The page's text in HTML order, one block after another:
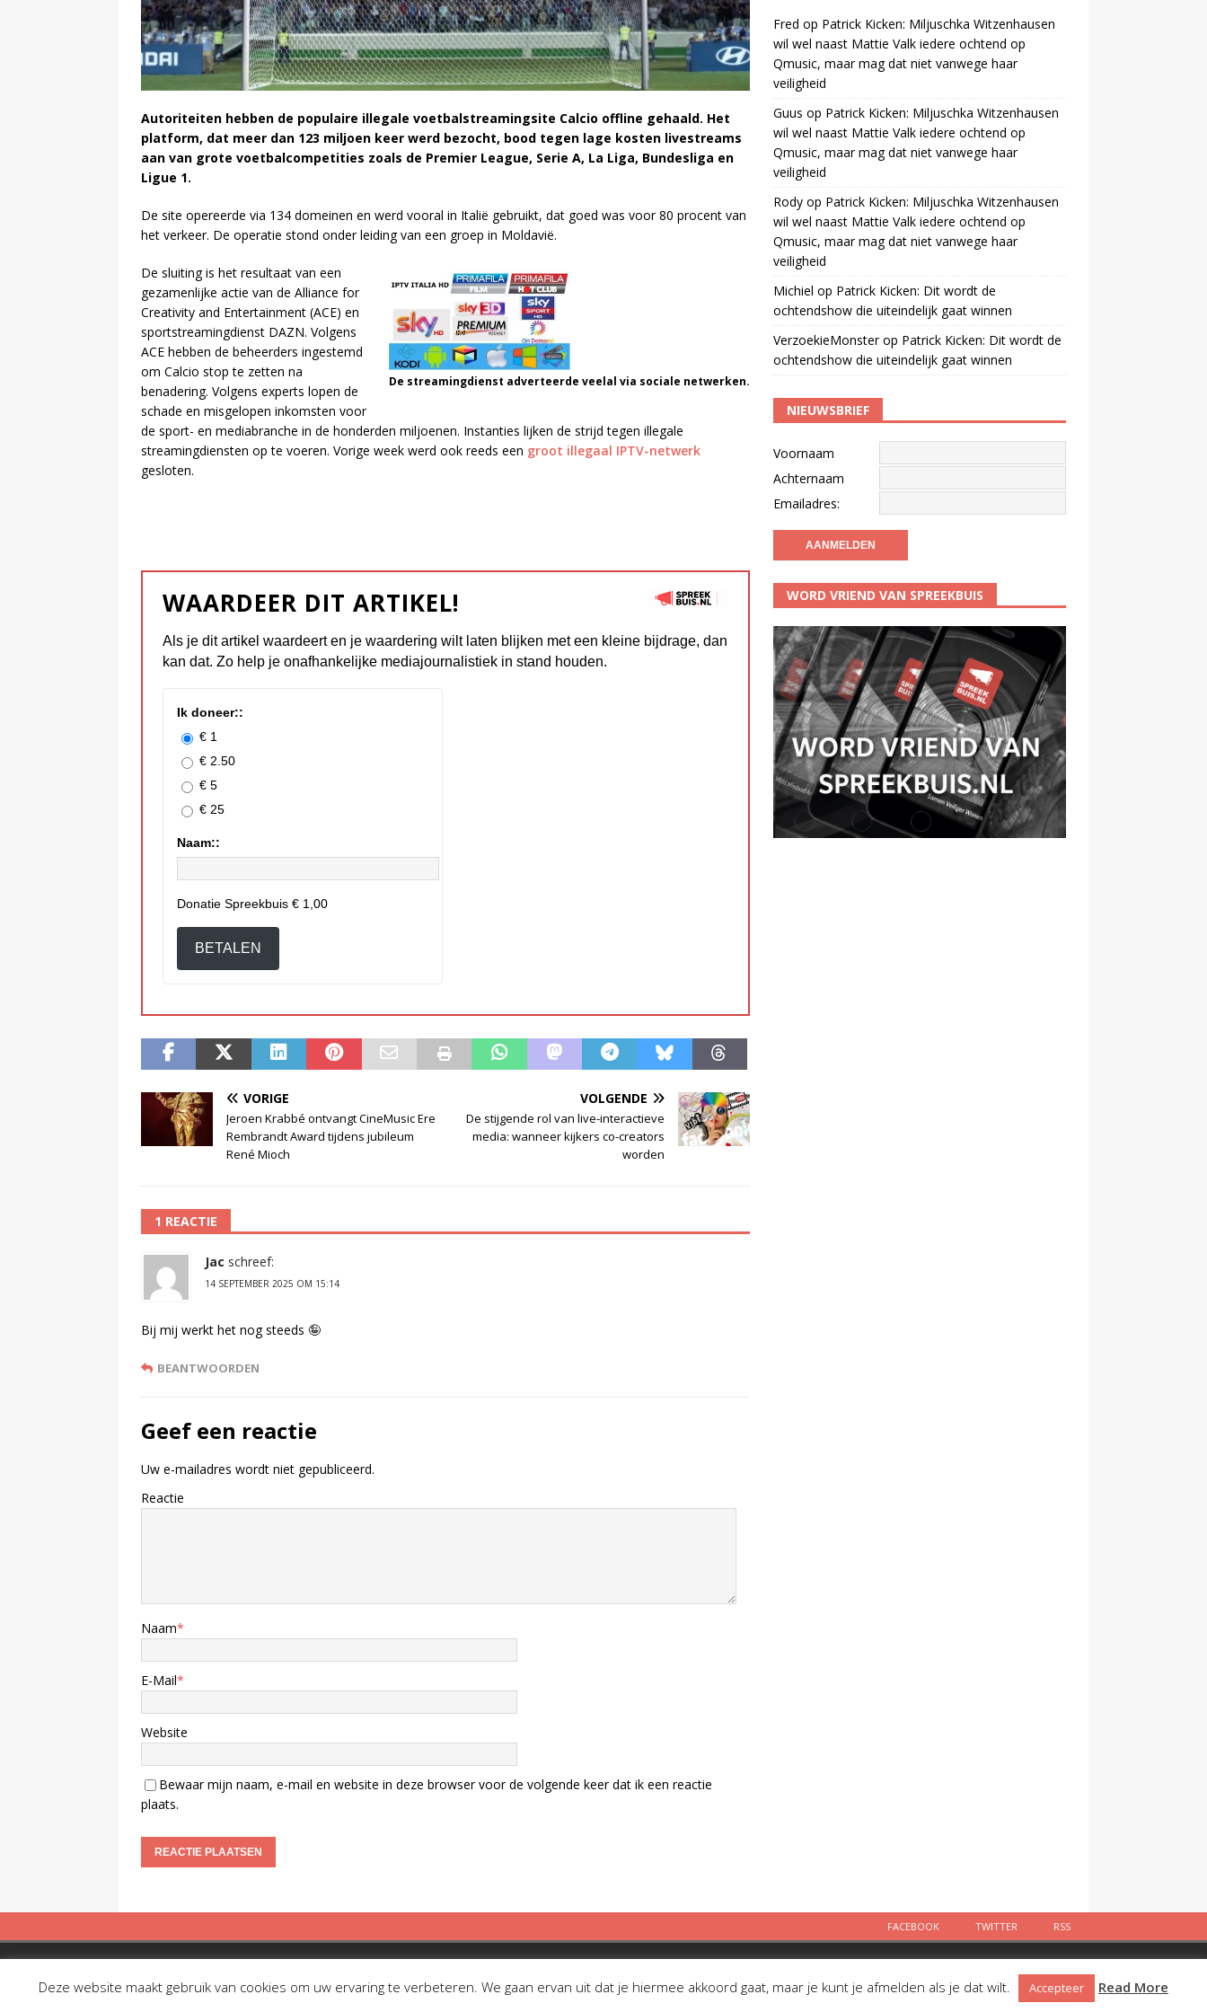
Autoriteiten hebben de populaire illegale voetbalstreamingsite Calcio offline gehaald. Het
platform, dat meer dan 123 miljoen keer werd bezocht, bood tegen lage kosten livestreams
aan van grote voetbalcompetities zoals de Premier League, Serie A, La Liga, Bundesliga en
Ligue 1.
De site opereerde via 134 domeinen en werd vooral in Italië gebruikt, dat goed was voor 80 procent van
het verkeer. De operatie stond onder leiding van een groep in Moldavië.
De streamingdienst adverteerde veelal via sociale netwerken.
De sluiting is het resultaat van een
gezamenlijke actie van de Alliance for
Creativity and Entertainment (ACE) en
sportstreamingdienst DAZN. Volgens
ACE hebben de beheerders ingestemd
om Calcio stop te zetten na
benadering. Volgens experts lopen de
schade en misgelopen inkomsten voor
de sport- en mediabranche in de honderden miljoenen. Instanties lijken de strijd tegen illegale
streamingdiensten op te voeren. Vorige week werd ook reeds een groot illegaal IPTV-netwerk
gesloten.
WAARDEER DIT ARTIKEL!
Als je dit artikel waardeert en je waardering wilt laten blijken met een kleine bijdrage, dan
kan dat. Zo help je onafhankelijke mediajournalistiek in stand houden.
Ik doneer::
€ 1
€ 2.50
€ 5
€ 25
Naam::
Donatie Spreekbuis € 1,00
BETALEN
VORIGE
Jeroen Krabbé ontvangt CineMusic Ere
Rembrandt Award tijdens jubileum
René Mioch
VOLGENDE
De stijgende rol van live-interactieve
media: wanneer kijkers co-creators
worden
1 REACTIE
Jac schreef:
14 SEPTEMBER 2025 OM 15:14
Bij mij werkt het nog steeds 🤪
BEANTWOORDEN
Geef een reactie
Uw e-mailadres wordt niet gepubliceerd.
Reactie
Naam*
E-Mail*
Website
Bewaar mijn naam, e-mail en website in deze browser voor de volgende keer dat ik een reactie
plaats.
Fred op Patrick Kicken: Miljuschka Witzenhausen
wil wel naast Mattie Valk iedere ochtend op
Qmusic, maar mag dat niet vanwege haar
veiligheid
Guus op Patrick Kicken: Miljuschka Witzenhausen
wil wel naast Mattie Valk iedere ochtend op
Qmusic, maar mag dat niet vanwege haar
veiligheid
Rodyop Patrick Kicken: Miljuschka Witzenhausen
wil wel naast Mattie Valk iedere ochtend op
Qmusic, maar mag dat niet vanwege haar
veiligheid
Michiel op Patrick Kicken: Dit wordt de
ochtendshow die uiteindelijk gaat winnen
VerzoekieMonsterop Patrick Kicken: Dit wordt de
ochtendshow die uiteindelijk gaat winnen
NIEUWSBRIEF
Voornaam
Achternaam
Emailadres:
WORD VRIEND VAN SPREEKBUIS
FACEBOOK TWITTER RSS
Twitter RSS
Deze website maakt gebruik van cookies om uw ervaring te verbeteren. We gaan ervan uit dat je hiermee akkoord gaat, maar je kunt je afmelden als je dat wilt. Accepteer Read More